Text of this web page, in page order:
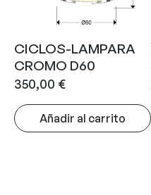
CICLOS-LAMPARA
CROMO D60
350,00 €
Añadir al carrito